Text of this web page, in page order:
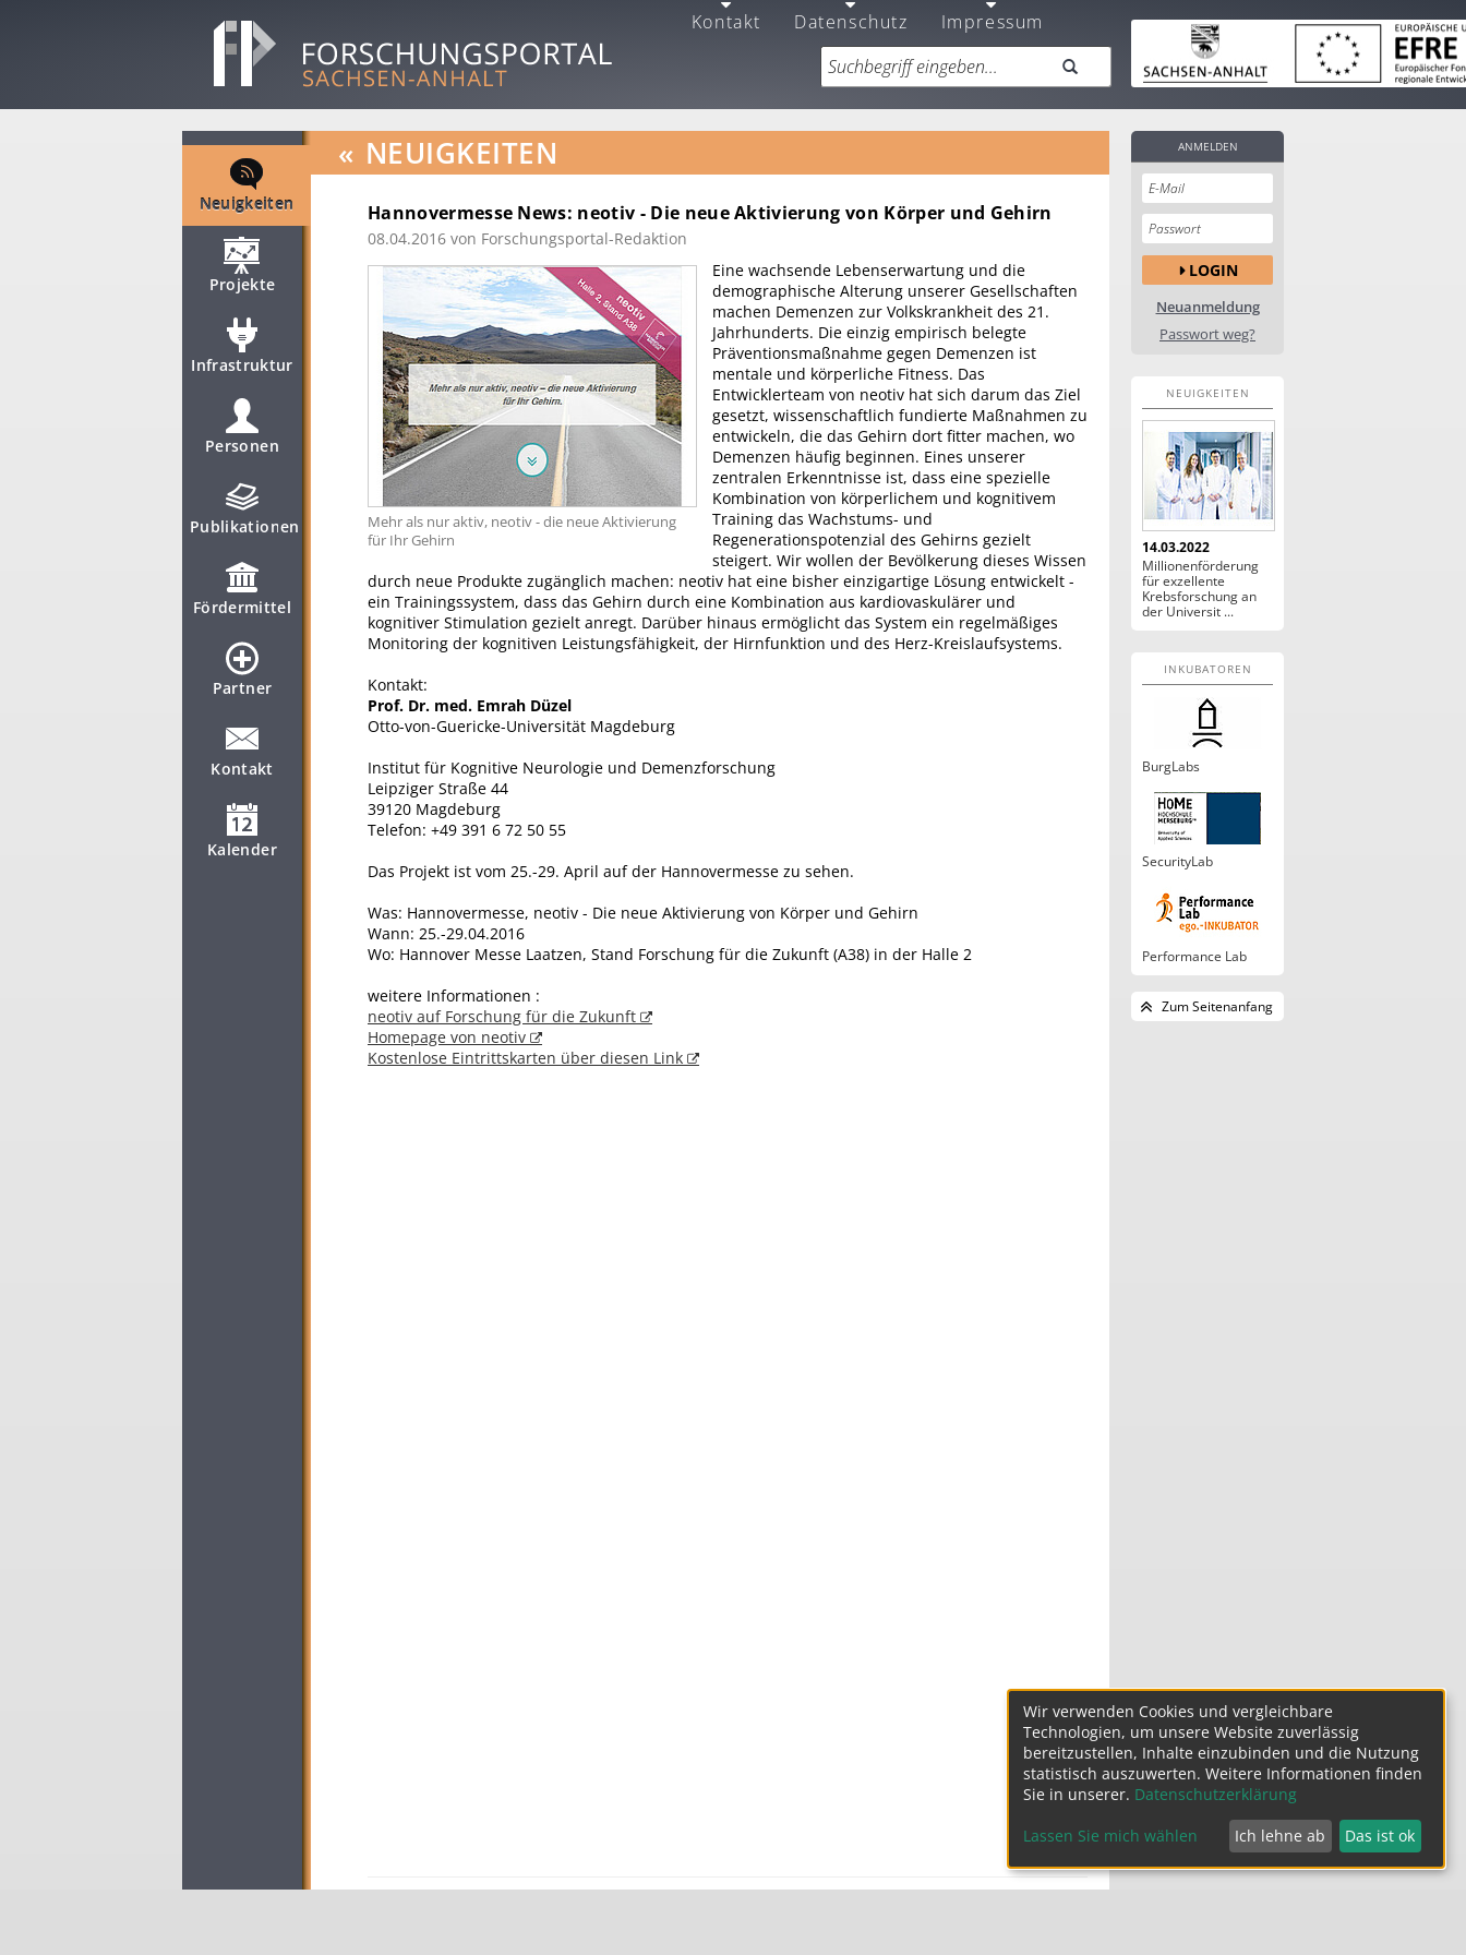
Kontakt Datenschutz Impressum
Neuigkeiten
Projekte
Infrastruktur
Personen
Publikationen
Fördermittel
Partner
Kontakt
Kalender
« NEUIGKEITEN
Hannovermesse News: neotiv - Die neue Aktivierung von Körper und Gehirn
08.04.2016 von Forschungsportal-Redaktion
Mehr als nur aktiv, neotiv - die neue Aktivierung
für Ihr Gehirn
Eine wachsende Lebenserwartung und die
demographische Alterung unserer Gesellschaften
machen Demenzen zur Volkskrankheit des 21.
Jahrhunderts. Die einzig empirisch belegte
Präventionsmaßnahme gegen Demenzen ist
mentale und körperliche Fitness. Das
Entwicklerteam von neotiv hat sich darum das Ziel
gesetzt, wissenschaftlich fundierte Maßnahmen zu
entwickeln, die das Gehirn dort fitter machen, wo
Demenzen häufig beginnen. Eines unserer
zentralen Erkenntnisse ist, dass eine spezielle
Kombination von körperlichem und kognitivem
Training das Wachstums- und
Regenerationspotenzial des Gehirns gezielt
steigert. Wir wollen der Bevölkerung dieses Wissen
durch neue Produkte zugänglich machen: neotiv hat eine bisher einzigartige Lösung entwickelt -
ein Trainingssystem, dass das Gehirn durch eine Kombination aus kardiovaskulärer und
kognitiver Stimulation gezielt anregt. Darüber hinaus ermöglicht das System ein regelmäßiges
Monitoring der kognitiven Leistungsfähigkeit, der Hirnfunktion und des Herz-Kreislaufsystems.
Kontakt:
Prof. Dr. med. Emrah Düzel
Otto-von-Guericke-Universität Magdeburg
Institut für Kognitive Neurologie und Demenzforschung
Leipziger Straße 44
39120 Magdeburg
Telefon: +49 391 6 72 50 55
Das Projekt ist vom 25.-29. April auf der Hannovermesse zu sehen.
Was: Hannovermesse, neotiv - Die neue Aktivierung von Körper und Gehirn
Wann: 25.-29.04.2016
Wo: Hannover Messe Laatzen, Stand Forschung für die Zukunft (A38) in der Halle 2
weitere Informationen :
neotiv auf Forschung für die Zukunft
Homepage von neotiv
Kostenlose Eintrittskarten über diesen Link
ANMELDEN
LOGIN
Neuanmeldung
Passwort weg?
NEUIGKEITEN
14.03.2022
Millionenförderung
für exzellente
Krebsforschung an
der Universit ...
INKUBATOREN
BurgLabs
SecurityLab
Performance Lab
Zum Seitenanfang
Wir verwenden Cookies und vergleichbare
Technologien, um unsere Website zuverlässig
bereitzustellen, Inhalte einzubinden und die Nutzung
statistisch auszuwerten. Weitere Informationen finden
Sie in unserer. Datenschutzerklärung
Lassen Sie mich wählen Ich lehne ab Das ist ok